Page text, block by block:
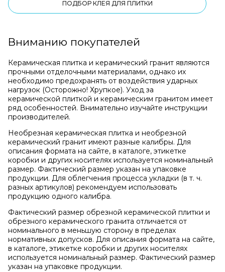
ПОДБОР КЛЕЯ ДЛЯ ПЛИТКИ
Вниманию покупателей
Керамическая плитка и керамический гранит являются
прочными отделочными материалами, однако их
необходимо предохранять от воздействия ударных
нагрузок (Осторожно! Хрупкое). Уход за
керамической плиткой и керамическим гранитом имеет
ряд особенностей. Внимательно изучайте инструкции
производителей.
Необрезная керамическая плитка и необрезной
керамический гранит имеют разные калибры. Для
описания формата на сайте, в каталоге, этикетке
коробки и других носителях используется номинальный
размер. Фактический размер указан на упаковке
продукции. Для облегчения процесса укладки (в т. ч.
разных артикулов) рекомендуем использовать
продукцию одного калибра.
Фактический размер обрезной керамической плитки и
обрезного керамического гранита отличается от
номинального в меньшую сторону в пределах
нормативных допусков. Для описания формата на сайте,
в каталоге, этикетке коробки и других носителях
используется номинальный размер. Фактический размер
указан на упаковке продукции.